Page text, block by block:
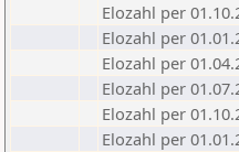
Elozahl per
Elozahl per
Elozahl per
Elozahl per
Elozahl per
Elozahl per